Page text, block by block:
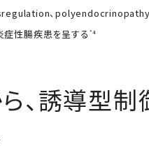
、polyendocrinopathy
性腸疾患を呈する *4
、誘導型制